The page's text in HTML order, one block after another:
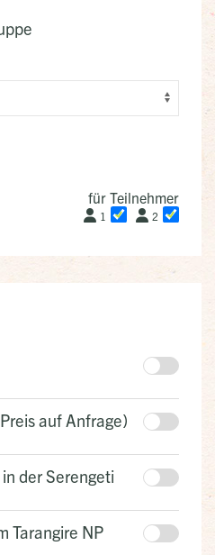
für Teilnehmer
1 2
auf Anfrage)
der Serengeti
Tarangire NP